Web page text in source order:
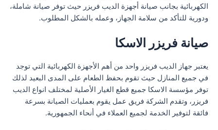
الكهربائية بجانب صيانة أجهزة الديب فريزر حيث توفر صيانة شاملة،
ودورية للتأكد من سلامة الجهاز، وعمله بالشكل المطلوب.
صيانة فريزر الاسكا
يعتبر جهاز الديب فريزر واحد من أهم الأجهزة الكهربائية التي توجد
في جميع المنازل حيث تقوم بحفظ الطعام على المدى البعيد لذلك
توفر مؤسسة الاسكا جميع قطع الغيار الأصلية لمختلف انواع الديب
فريزر، وتقدم الشركة فريق عمل يقوم بعمليات الصيانة بسرعة
فائقة لتوفير الخدمة لجميع العملاء في أنحاء الجمهورية.